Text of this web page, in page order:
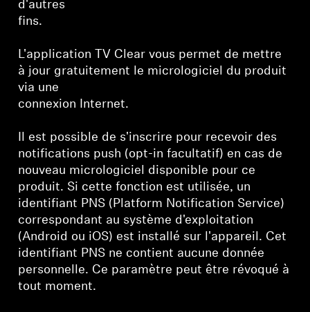
d'autres
fins.
L'application TV Clear vous permet de mettre
à jour gratuitement le micrologiciel du produit
via une
connexion Internet.
Il est possible de s'inscrire pour recevoir des
notifications push (opt-in facultatif) en cas de
nouveau micrologiciel disponible pour ce
produit. Si cette fonction est utilisée, un
identifiant PNS (Platform Notification Service)
correspondant au système d'exploitation
(Android ou iOS) est installé sur l'appareil. Cet
identifiant PNS ne contient aucune donnée
personnelle. Ce paramètre peut être révoqué à
tout moment.